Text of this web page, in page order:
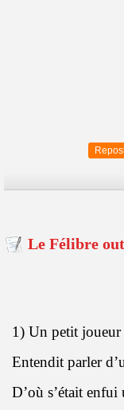
Le Félibre
1) Un petit joueur
Entendit parler
D’où s’était